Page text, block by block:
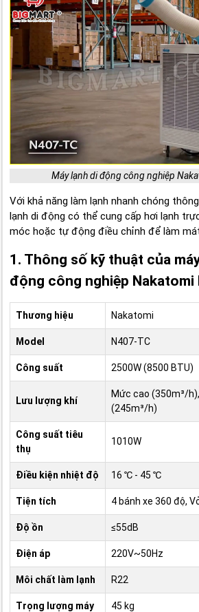
Máy lạnh di động công nghiệp
Với khả năng làm lạnh nhanh chóng
lạnh di động có thể cung cấp hơi lạnh
móc hoặc tự động điều chỉnh để làm
1. Thông số kỹ thuật của
động công nghiệp Nakatomi
Thương hiệu Nakatomi
Model N407-TC
Công suất 2500W (8500 BTU)
Lưu lượng khí
Mức cao (350m³/
(245m³/h)
Công suất tiêu
thụ
1010W
Điều kiện nhiệt độ 16 ℃ - 45 ℃
Tiện tích 4 bánh xe 360 độ,
Độ ồn ≤55dB
Điện áp 220V~50Hz
Môi chất làm lạnh R22
Trọng lượng máy 45 kg